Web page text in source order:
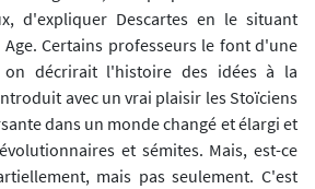
d'expliquer Descartes en le situant
Certains professeurs le font d'une
on décrirait l'histoire des idées à la
avec un vrai plaisir les Stoïciens
dans un monde changé et élargi et
et sémites. Mais, est-ce
mais pas seulement. C'est